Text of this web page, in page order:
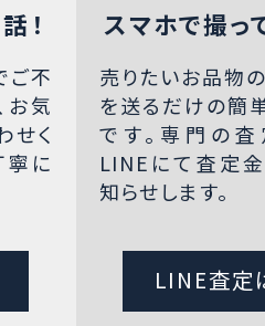
！
ご不
お気
せく
寧に
スマホで撮っ
売りたいお品物
を送るだけの簡
です。専門の
LINEにて査定
知らせします。
LINE査定